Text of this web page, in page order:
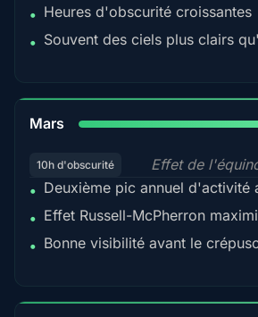
• Heures d'obscurité croissantes
• Souvent des ciels plus clairs
Mars
10h d'obscurité
Effet de
• Deuxième pic annuel d'activité
• Effet Russell-McPherron
• Bonne visibilité avant le